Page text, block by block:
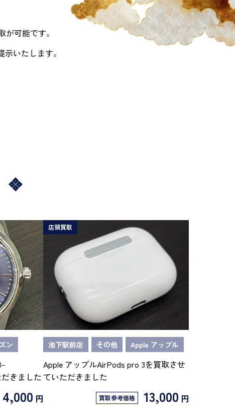
可能です。
いたします。
ン
きました
4,000 円
店頭買取
池下駅前店 その他 Apple アップル
Apple アップルAirPods pro 3を買取させ
ていただきました
買取参考価格 13,000 円